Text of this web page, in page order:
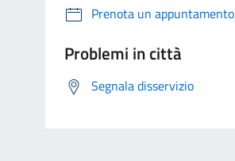
Prenota un appuntamento
Problemi in città
Segnala disservizio